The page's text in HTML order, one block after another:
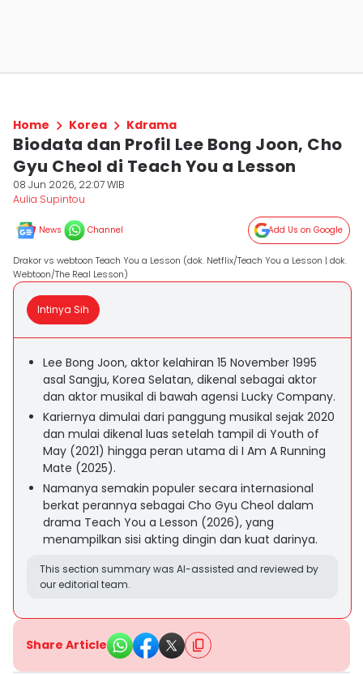
Home Korea Kdrama
Biodata dan Profil Lee Bong Joon, Cho
Gyu Cheol di Teach You a Lesson
08 Jun 2026, 22:07 WIB
Aulia Supintou
News Channel Add Us on Google
Drakor vs webtoon Teach You a Lesson (dok. Netflix/Teach You a Lesson | dok.
Webtoon/The Real Lesson)
Intinya Sih
Lee Bong Joon, aktor kelahiran 15 November 1995
asal Sangju, Korea Selatan, dikenal sebagai aktor
dan aktor musikal di bawah agensi Lucky Company.
Kariernya dimulai dari panggung musikal sejak 2020
dan mulai dikenal luas setelah tampil di Youth of
May (2021) hingga peran utama di I Am A Running
Mate (2025).
Namanya semakin populer secara internasional
berkat perannya sebagai Cho Gyu Cheol dalam
drama Teach You a Lesson (2026), yang
menampilkan sisi akting dingin dan kuat darinya.
This section summary was AI-assisted and reviewed by
our editorial team.
Share Article